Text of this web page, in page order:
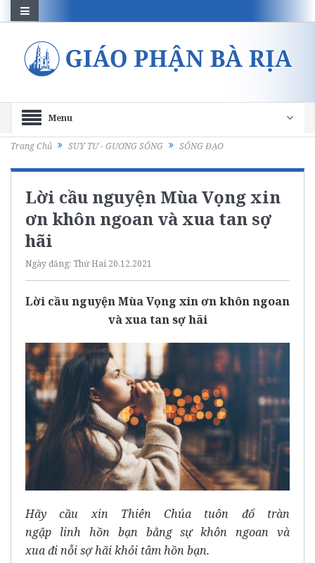
Menu
Trang Chủ SUY TƯ - GƯƠNG SỐNG SỐNG ĐẠO
Lời cầu nguyện Mùa Vọng xin
ơn khôn ngoan và xua tan sợ
hãi
Ngày đăng: Thứ Hai 20.12.2021
Lời cầu nguyện Mùa Vọng xin ơn khôn ngoan
và xua tan sợ hãi
Hãy cầu xin ThiênChúa tuôn đổ tràn
ngập linh hồn bạn bằng sự khôn ngoan và
xuađinỗi sợ hãi khỏi tâm hồn bạn.